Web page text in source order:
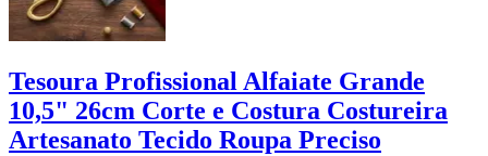
Tesoura Profissional Alfaiate Grande
10,5" 26cm Corte e Costura Costureira
Artesanato Tecido Roupa Preciso